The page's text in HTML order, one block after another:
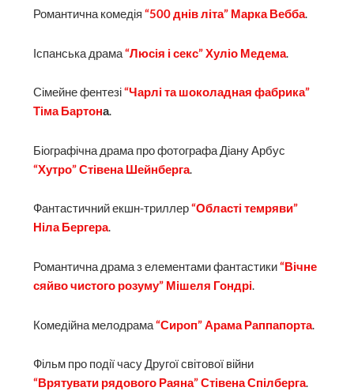
Романтична комедія“500 днів літа” Марка Вебба.
Іспанська драма “Люсія і секс” Хуліо Медема.
Сімейне фентезі “Чарлі та шоколадная фабрика”
Тіма Бартона.
Біографічна драма про фотографа Діану Арбус
“Хутро” Стівена Шейнберга.
Фантастичний екшн-триллер“Області темряви”
Ніла Бергера.
Романтична драма з елементами фантастики“Вічне
сяйво чистого розуму” Мішеля Гондрі.
Комедійна мелодрама“Сироп” Арама Раппапорта.
Фільм про події часу Другої світової війни
“Врятувати рядового Раяна” Стівена Спілберга.